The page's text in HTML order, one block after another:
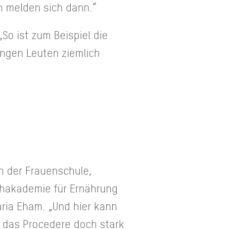
melden sich dann.“
ist zum Beispiel die
Leuten ziemlich
der Frauenschule,
für Ernährung
Eham. „Und hier kann
Procedere doch stark